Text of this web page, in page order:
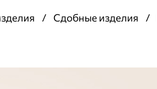
/ Сдобные изделия /